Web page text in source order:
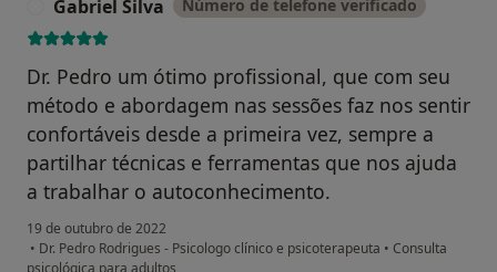
Gabriel Silva Número de telefone verificado
Dr. Pedro um ótimo profissional, que com seu
método e abordagem nas sessões faz nos sentir
confortáveis desde a primeira vez, sempre a
partilhar técnicas e ferramentas que nos ajuda
a trabalhar o autoconhecimento.
19 de outubro de 2022
• Dr. Pedro Rodrigues - Psicologo clínico e psicoterapeuta • Consulta
psicológica para adultos